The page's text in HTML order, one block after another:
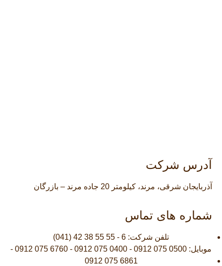
آدرس شرکت
آذربایجان شرقی، مرند، کیلومتر 20 جاده مرند – بازرگان
شماره های تماس
تلفن شرکت: 6 - 55 55 38 42 (041)
موبایل: 0500 075 0912 - 0400 075 0912 - 6760 075 0912 -
6861 075 0912